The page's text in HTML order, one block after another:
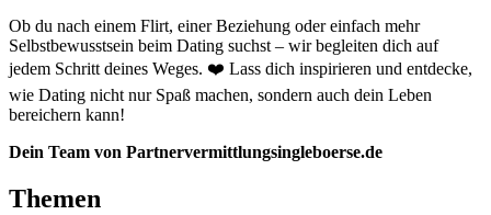
Ob du nach einem Flirt, einer Beziehung oder einfach mehr
Selbstbewusstsein beim Dating suchst – wir begleiten dich auf
jedem Schritt deines Weges. ❤️ Lass dich inspirieren und entdecke,
wie Dating nicht nur Spaß machen, sondern auch dein Leben
bereichern kann!
Dein Team von Partnervermittlungsingleboerse.de
Themen